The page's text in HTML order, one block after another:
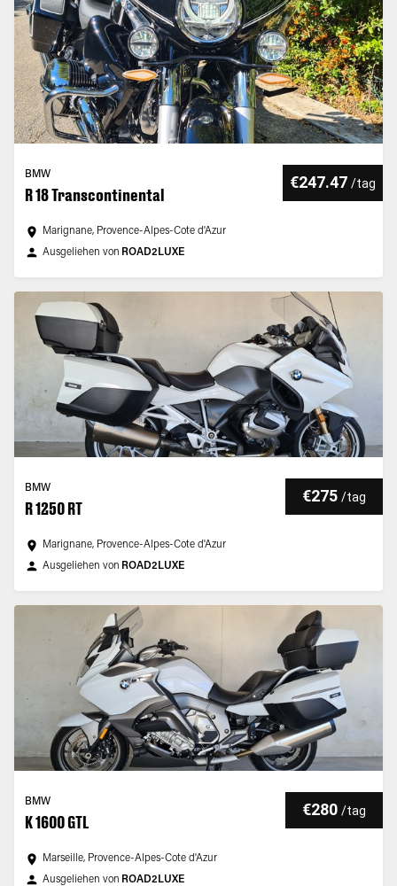
BMW
R 18 Transcontinental
€247.47 /tag
Marignane, Provence-Alpes-Cote d'Azur
Ausgeliehen von ROAD2LUXE
BMW
R 1250 RT
€275 /tag
Marignane, Provence-Alpes-Cote d'Azur
Ausgeliehen von ROAD2LUXE
BMW
K 1600 GTL
€280 /tag
Marseille, Provence-Alpes-Cote d'Azur
Ausgeliehen von ROAD2LUXE